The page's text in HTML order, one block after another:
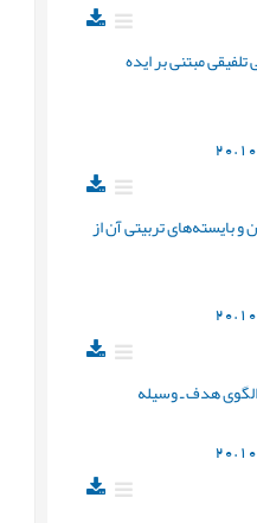
مبتنی بر ایده
بایسته‌های تربیتی آن از
هدف ـ وسیله